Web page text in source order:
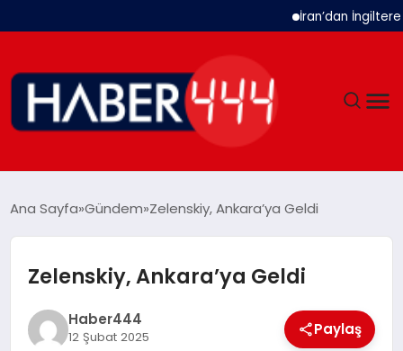
İran’dan İngiltere
SIYASET
DÜNYA
EKONOMI
Ana Sayfa Gündem Zelenskiy, Ankara’ya Geldi
Zelenskiy, Ankara’ya Geldi
Haber444
12 Şubat 2025 Paylaş